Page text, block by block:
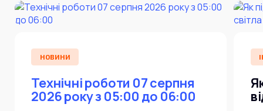
НОВИНИ
Технічні роботи 07 серпня
2026 року з 05:00 до 06:00